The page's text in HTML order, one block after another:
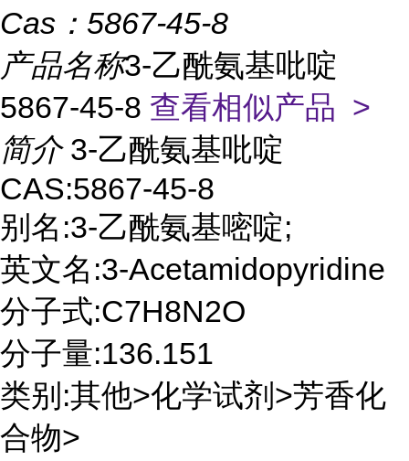
Cas： 5867-45-8
产品名称3-乙酰氨基吡啶
5867-45-8 查看相似产品 >
简介 3-乙酰氨基吡啶
CAS:5867-45-8
别名:3-乙酰氨基嘧啶;
英文名:3-Acetamidopyridine
分子式:C7H8N2O
分子量:136.151
类别:其他>化学试剂>芳香化
合物>